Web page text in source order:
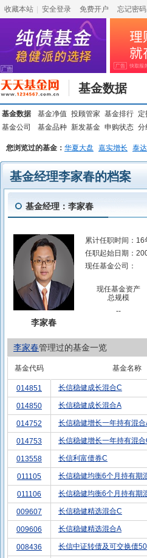
收藏本站 安全登录 免费开户 忘记密码
基金数据
基金数据 基金净值 投顾管家 基金排行 定
基金公司
基金品种 新发基金 申购状态 分
您浏览过的基金： 华夏大盘 嘉实增长 泰
基金经理李家春的档案
基金经理：李家春
李家春
累计任职时间： 16
任职起始日期：
现任基金公司：
现任基金资产
总规模
--
李家春管理过的基金一览
基金代码 基金名称
014851 长信稳健成长混合C
014850 长信稳健成长混合A
014752 长信稳健增长一年持有混合
014753 长信稳健增长一年持有混合
013558 长信利富债券C
011105 长信稳健均衡6个月持有期
011106 长信稳健均衡6个月持有期
009607 长信稳健精选混合C
009606 长信稳健精选混合A
008436 长信中证转债及可交换债